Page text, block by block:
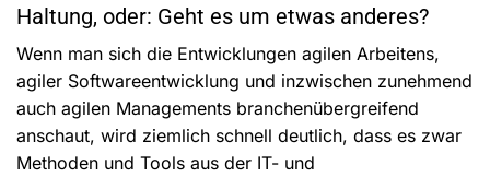
Haltung, oder: Geht es um etwas anderes?
Wenn man sich die Entwicklungen agilen Arbeitens,
agiler Softwareentwicklung und inzwischen zunehmend
auch agilen Managements branchenübergreifend
anschaut, wird ziemlich schnell deutlich, dass es zwar
Methoden und Tools aus der IT- und